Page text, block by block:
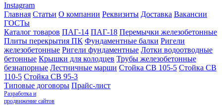
Instagram
Главная Статьи О компании Реквизиты Доставка Вакансии
ГОСТы
Каталог товаров ПАГ-14 ПАГ-18 Перемычки железобетонные
Плиты перекрытия ПК Фундаментные балки Ригели
железобетонные Ригели фундаментные Лотки водоотводные
бетонные Крышки для колодцев Трубы железобетонные
безнапорные Лестничные марши Стойка СВ 105-5 Стойка СВ
110-5 Стойка СВ 95-3
Типовые договоры Прайс-лист
Разработка и
продвижение сайтов